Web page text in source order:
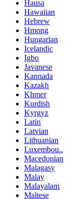
Hausa
Hawaiian
Hebrew
Hmong
Hungarian
Icelandic
Igbo
Javanese
Kannada
Kazakh
Khmer
Kurdish
Kyrgyz
Latin
Latvian
Lithuanian
Luxembou..
Macedonian
Malagasy
Malay
Malayalam
Maltese